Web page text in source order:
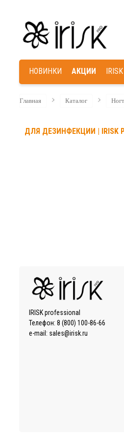
НОВИНКИ АКЦИИ
Главная Каталог
ДЛЯ ДЕЗИНФЕКЦИИ | IRISK
IRISK professional
Телефон: 8 (800) 100-86-66
e-mail: sales@irisk.ru